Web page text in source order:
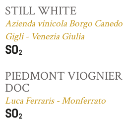
STILL WHITE
Azienda vinicola Borgo Canedo
Gigli - Venezia Giulia
PIEDMONT VIOGNIER
DOC
Luca Ferraris - Monferrato